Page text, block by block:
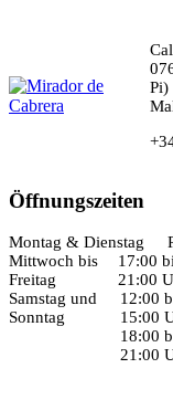
Pi)
Öffnungszeiten
Montag & Dienstag
Mittwoch bis
Freitag
17:00
21:00
Samstag und
Sonntag
12:00
15:00
18:00
21:00